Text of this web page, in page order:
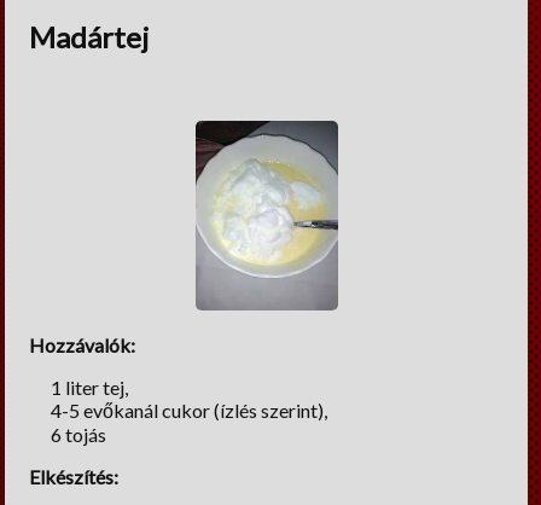
Lelki Pillér
HM tippek
Régiségek
Erős fekete
Madártej
Hozzávalók:
1 liter tej,
4-5 evőkanál cukor (ízlés szerint),
6 tojás
Elkészítés: